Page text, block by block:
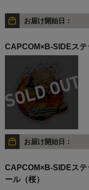
お届け開始日：
CAPCOM×B-SIDEステ
お届け開始日：
CAPCOM×B-SIDEステ
ール（桜）